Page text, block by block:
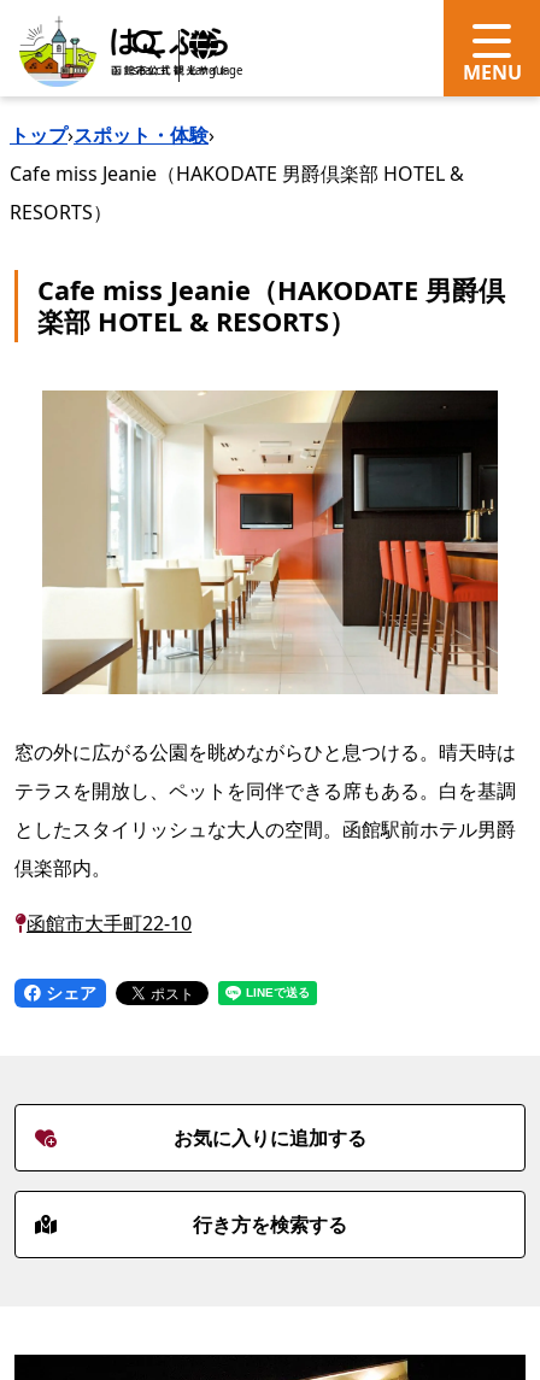
search Language
トップ›スポット・体験›
Cafe miss Jeanie（HAKODATE 男爵倶楽部 HOTEL &
RESORTS）
Cafe miss Jeanie（HAKODATE 男爵倶
楽部 HOTEL & RESORTS）
窓の外に広がる公園を眺めながらひと息つける。晴天時は
テラスを開放し、ペットを同伴できる席もある。白を基調
としたスタイリッシュな大人の空間。函館駅前ホテル男爵
倶楽部内。
函館市大手町22-10
シェア
お気に入りに追加する
行き方を検索する